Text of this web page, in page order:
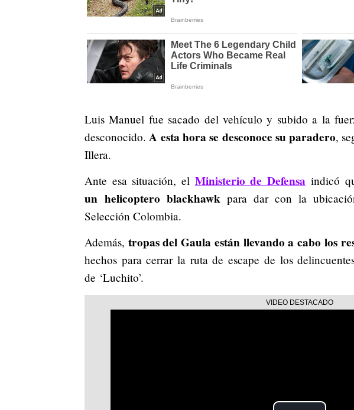
Luis Manuel fue sacado del vehículo y subido a la
desconocido. A esta hora se desconoce su paradero,
Illera.
Ante esa situación, el Ministerio de Defensa indicó
un helicoptero blackhawk para dar con la
Selección Colombia.
Además, tropas del Gaula están llevando a cabo los
hechos para cerrar la ruta de escape de los
de ‘Luchito’.